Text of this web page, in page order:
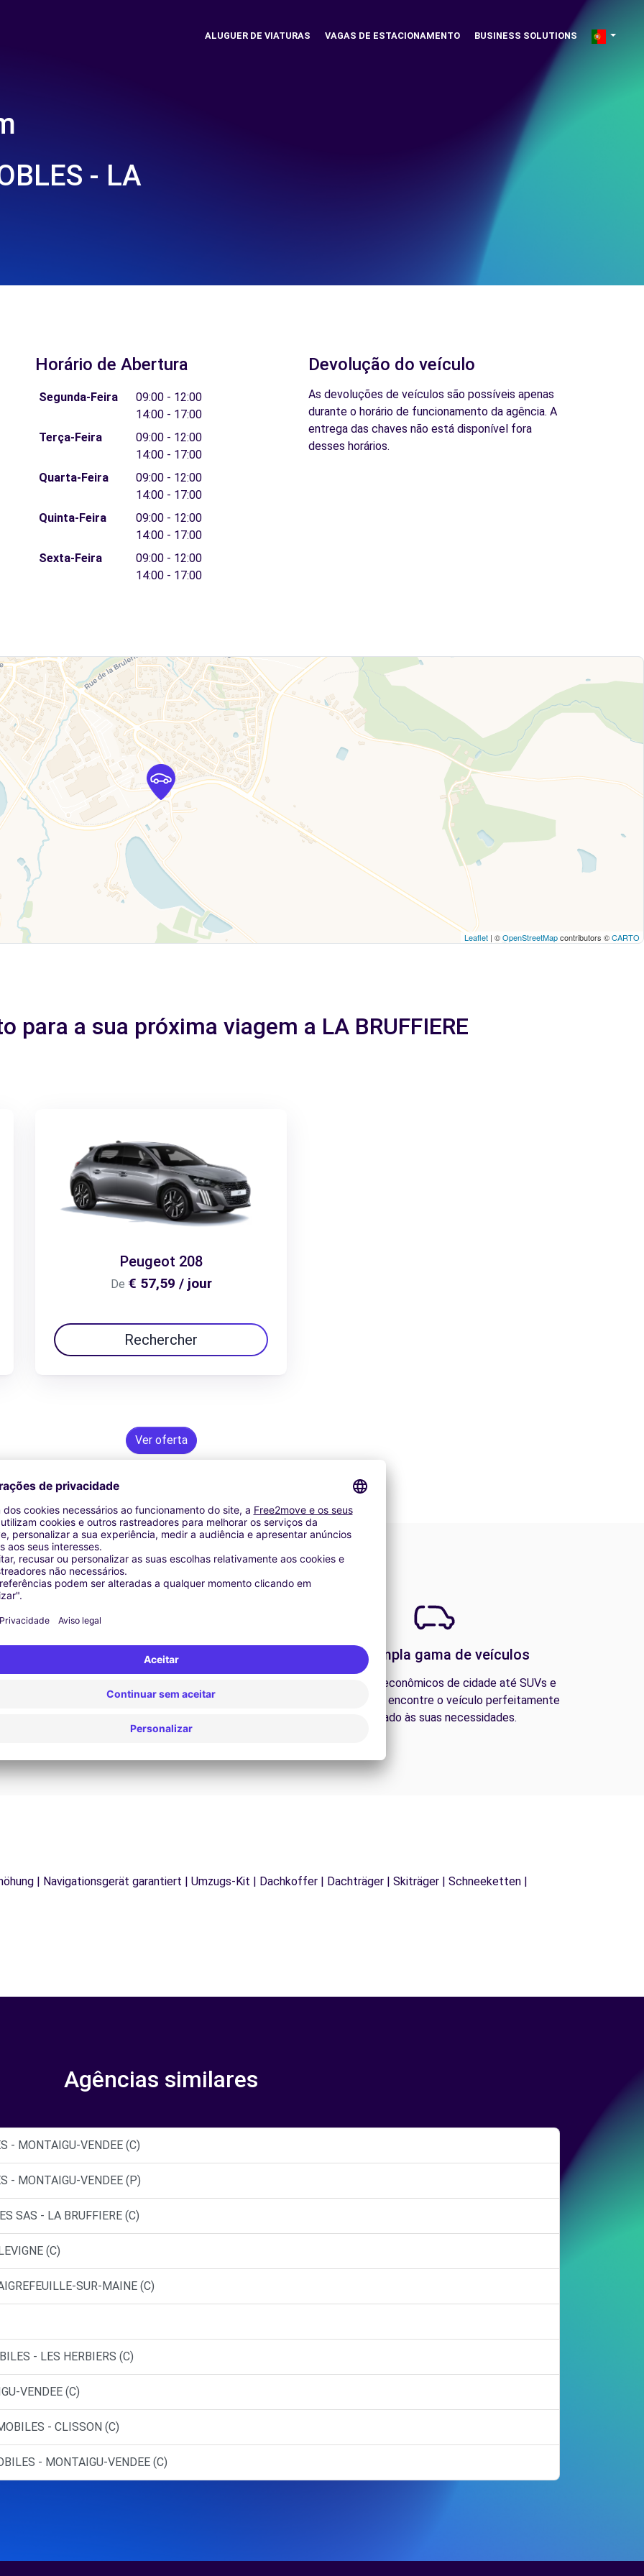
ALUGUER DE VIATURAS VAGAS DE ESTACIONAMENTO BUSINESS SOLUTIONS
- LA
Horário de Abertura
Segunda-Feira
09:00 - 12:00
14:00 - 17:00
Terça-Feira
09:00 - 12:00
14:00 - 17:00
Quarta-Feira
09:00 - 12:00
14:00 - 17:00
Quinta-Feira
09:00 - 12:00
14:00 - 17:00
Sexta-Feira
09:00 - 12:00
14:00 - 17:00
Devolução do veículo
As devoluções de veículos são possíveis apenas
durante o horário de funcionamento da agência. A
entrega das chaves não está disponível fora
desses horários.
Leaflet | ©OpenStreetMapcontributors ©CARTO
para a sua próxima viagem a LA BRUFFIERE
Peugeot 208
De € 57,59 / jour
Rechercher
Ver oferta
Assistência 24/7
está disponível a qualquer momento para garantir
Uma ampla gama de veículos
Desde carros econômicos de cidade até SUVs e
vans familiares, encontre o veículo perfeitamente
adequado às suas necessidades.
| Navigationsgerät garantiert | Umzugs-Kit | Dachkoffer | Dachträger | Skiträger | Schneeketten |
Agências similares
- MONTAIGU-VENDEE (C)
- MONTAIGU-VENDEE (P)
SAS - LA BRUFFIERE (C)
(C)
SUR-MAINE (C)
- LES HERBIERS (C)
VENDEE (C)
- CLISSON (C)
- MONTAIGU-VENDEE (C)